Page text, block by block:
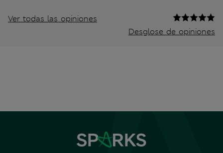
Ver todas las opiniones
Desglose de opiniones